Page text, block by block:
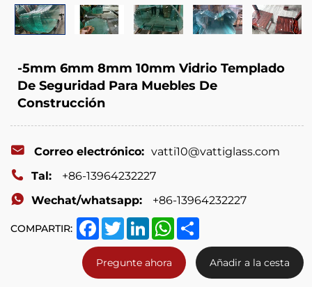
-5mm 6mm 8mm 10mm Vidrio Templado
De Seguridad Para Muebles De
Construcción
Correo electrónico: vatti10@vattiglass.com
Tal:
+86-13964232227
Wechat/whatsapp:
+86-13964232227
COMPARTIR: FacebookTwitterLinkedInWhatsApp
Pregunte ahora Añadir a la cesta